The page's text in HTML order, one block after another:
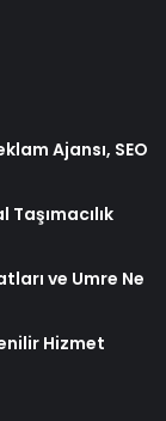
Ajansı, SEO
Taşımacılık
ve Umre Ne
Hizmet